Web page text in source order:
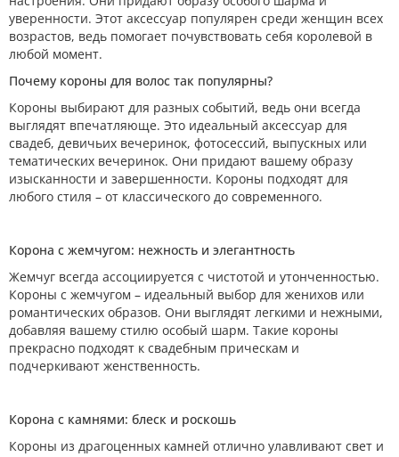
уверенности. Этот аксессуар популярен среди женщин всех
возрастов, ведь помогает почувствовать себя королевой в
любой момент.
Почему короны для волос так популярны?
Короны выбирают для разных событий, ведь они всегда
выглядят впечатляюще. Это идеальный аксессуар для
свадеб, девичьих вечеринок, фотосессий, выпускных или
тематических вечеринок. Они придают вашему образу
изысканности и завершенности. Короны подходят для
любого стиля – от классического до современного.
Корона с жемчугом: нежность и элегантность
Жемчуг всегда ассоциируется с чистотой и утонченностью.
Короны с жемчугом – идеальный выбор для женихов или
романтических образов. Они выглядят легкими и нежными,
добавляя вашему стилю особый шарм. Такие короны
прекрасно подходят к свадебным прическам и
подчеркивают женственность.
Корона с камнями: блеск и роскошь
Короны из драгоценных камней отлично улавливают свет и